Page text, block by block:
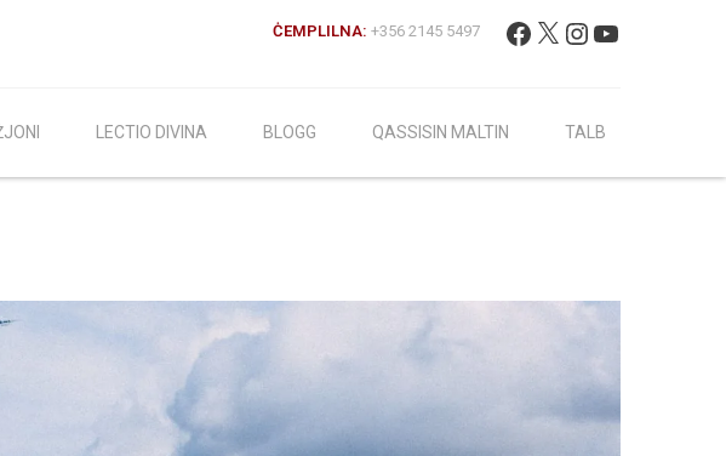
Fittex: Facebook
X Instagram
YouTube
ĊEMPLILNA: +356 2145 5497
LECTIO DIVINA BLOGG QASSISIN MALTIN TALB